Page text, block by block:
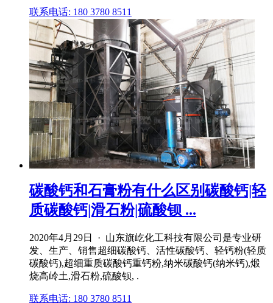
联系电话: 180 3780 8511
碳酸钙和石膏粉有什么区别碳酸钙|轻
质碳酸钙|滑石粉|硫酸钡 ...
2020年4月29日 · 山东旗屹化工科技有限公司是专业研
发、生产、销售超细碳酸钙、活性碳酸钙、轻钙粉(轻质
碳酸钙),超细重质碳酸钙重钙粉,纳米碳酸钙(纳米钙),煅
烧高岭土,滑石粉,硫酸钡, .
联系电话: 180 3780 8511